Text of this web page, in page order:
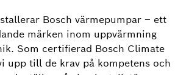
Bosch värmepumpar – ett
märken inom uppvärmning
Som certifierad Bosch Climate
upp till de krav på kompetens och